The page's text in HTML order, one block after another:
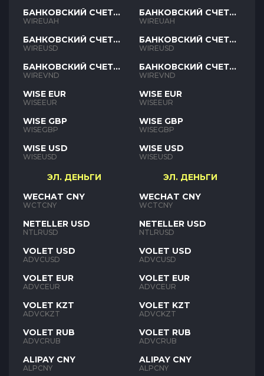
БАНКОВСКИЙ СЧЕТ
UAH
WIREUAH
БАНКОВСКИЙ СЧЕТ
USD
WIREUSD
БАНКОВСКИЙ СЧЕТ
VND
WIREVND
WISE EUR
WISEEUR
WISE GBP
WISEGBP
WISE USD
WISEUSD
ЭЛ. ДЕНЬГИ
WECHAT CNY
WCTCNY
NETELLER USD
NTLRUSD
VOLET USD
ADVCUSD
VOLET EUR
ADVCEUR
VOLET KZT
ADVCKZT
VOLET RUB
ADVCRUB
ALIPAY CNY
ALPCNY
БАНКОВСКИЙ СЧЕТ
UAH
WIREUAH
БАНКОВСКИЙ СЧЕТ
USD
WIREUSD
БАНКОВСКИЙ СЧЕТ
VND
WIREVND
WISE EUR
WISEEUR
WISE GBP
WISEGBP
WISE USD
WISEUSD
ЭЛ. ДЕНЬГИ
WECHAT CNY
WCTCNY
NETELLER USD
NTLRUSD
VOLET USD
ADVCUSD
VOLET EUR
ADVCEUR
VOLET KZT
ADVCKZT
VOLET RUB
ADVCRUB
ALIPAY CNY
ALPCNY